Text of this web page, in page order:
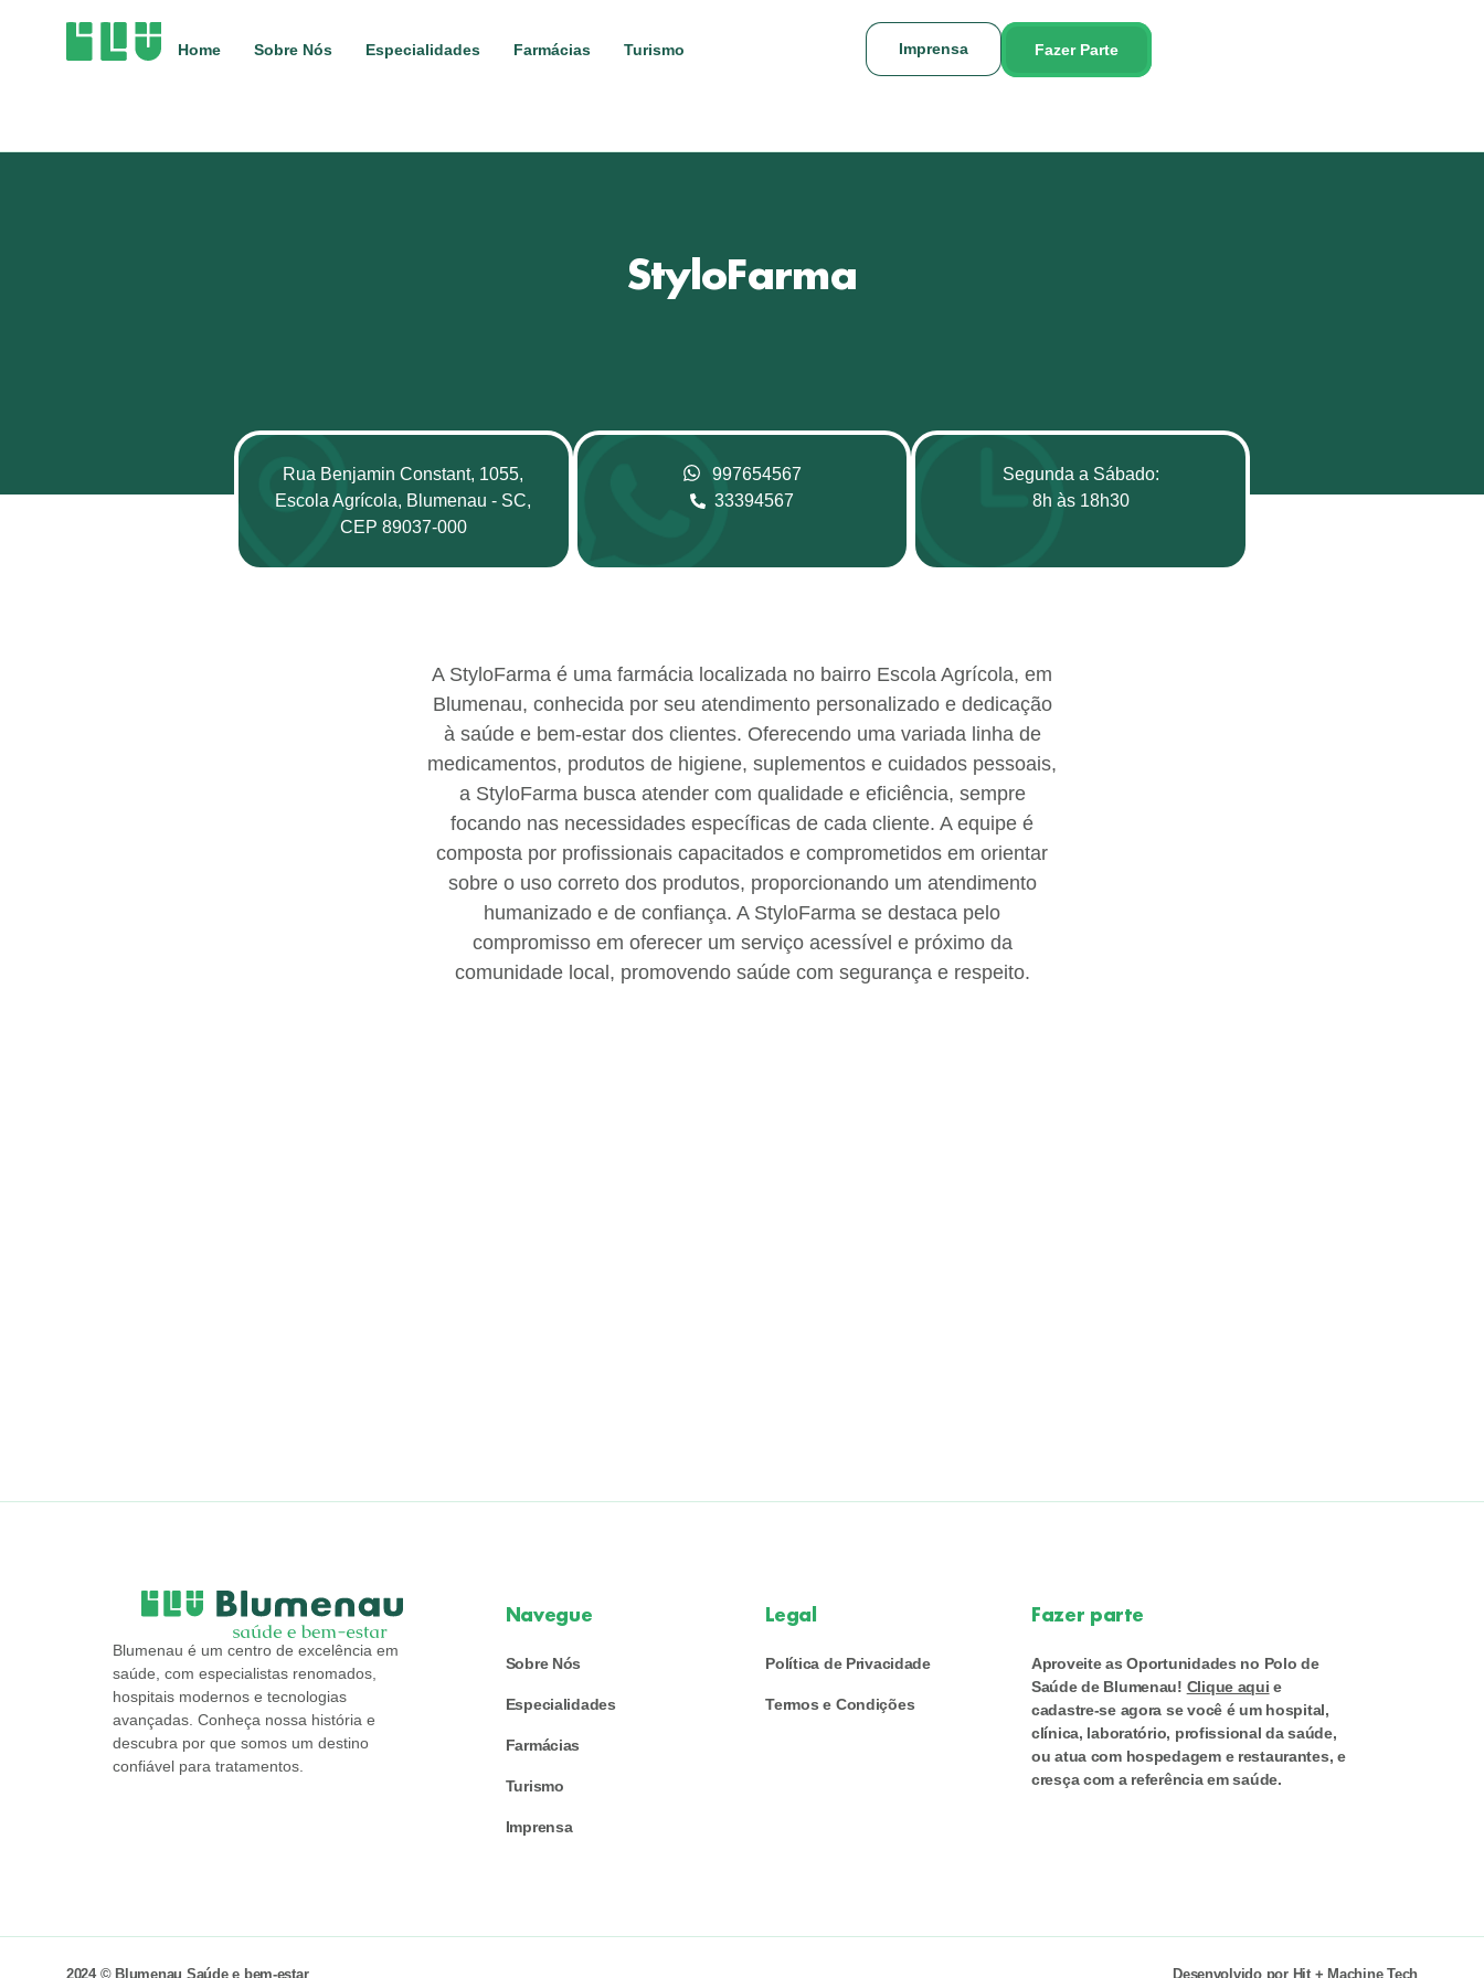
Home Sobre Nós Especialidades Farmácias Turismo Imprensa Fazer Parte
StyloFarma
Rua Benjamin Constant, 1055,
Escola Agrícola, Blumenau - SC,
CEP 89037-000
997654567
33394567
Segunda a Sábado:
8h às 18h30
A StyloFarma é uma farmácia localizada no bairro Escola Agrícola, em
Blumenau, conhecida por seu atendimento personalizado e dedicação
à saúde e bem-estar dos clientes. Oferecendo uma variada linha de
medicamentos, produtos de higiene, suplementos e cuidados pessoais,
a StyloFarma busca atender com qualidade e eficiência, sempre
focando nas necessidades específicas de cada cliente. A equipe é
composta por profissionais capacitados e comprometidos em orientar
sobre o uso correto dos produtos, proporcionando um atendimento
humanizado e de confiança. A StyloFarma se destaca pelo
compromisso em oferecer um serviço acessível e próximo da
comunidade local, promovendo saúde com segurança e respeito.
Blumenau é um centro de excelência em
saúde, com especialistas renomados,
hospitais modernos e tecnologias
avançadas. Conheça nossa história e
descubra por que somos um destino
confiável para tratamentos.
Navegue
Sobre Nós
Especialidades
Farmácias
Turismo
Imprensa
Legal
Política de Privacidade
Termos e Condições
Fazer parte
Aproveite as Oportunidades no Polo de
Saúde de Blumenau! Clique aqui e
cadastre-se agora se você é um hospital,
clínica, laboratório, profissional da saúde,
ou atua com hospedagem e restaurantes, e
cresça com a referência em saúde.
2024 © Blumenau Saúde e bem-estar Desenvolvido por Hit+ Machine Tech